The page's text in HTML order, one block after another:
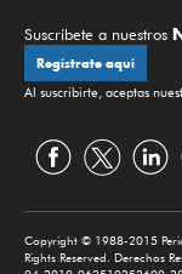
Suscríbete a nuestros
Regístrate aquí
Al suscribirte, aceptas
Copyright © 1988-2015
Rights Reserved. Derechos